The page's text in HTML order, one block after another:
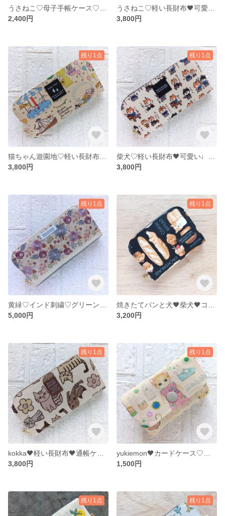
2,400円
3,800円
残り1点
3,800円
残り1点
3,800円
残り1点
5,000円
残り1点
3,200円
残り1点
3,800円
残り1点
1,500円
残り1点 残り1点